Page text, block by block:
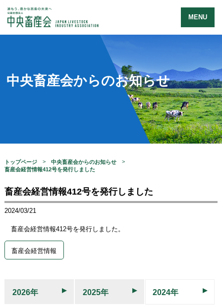
MENU
中央畜産会からのお知らせ
トップページ
中央畜産会からのお知らせ
畜産会経営情報412号を発行しました
畜産会経営情報412号を発行しました
2024/03/21
畜産会経営情報412号を発行しました。
畜産会経営情報
2026年 2025年 2024年